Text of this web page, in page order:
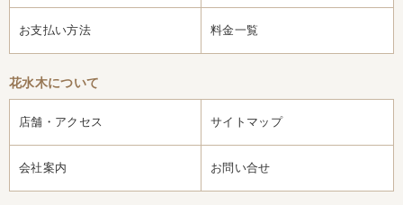
お支払い方法 料金一覧
花水木について
店舗・アクセス サイトマップ
会社案内 お問い合せ